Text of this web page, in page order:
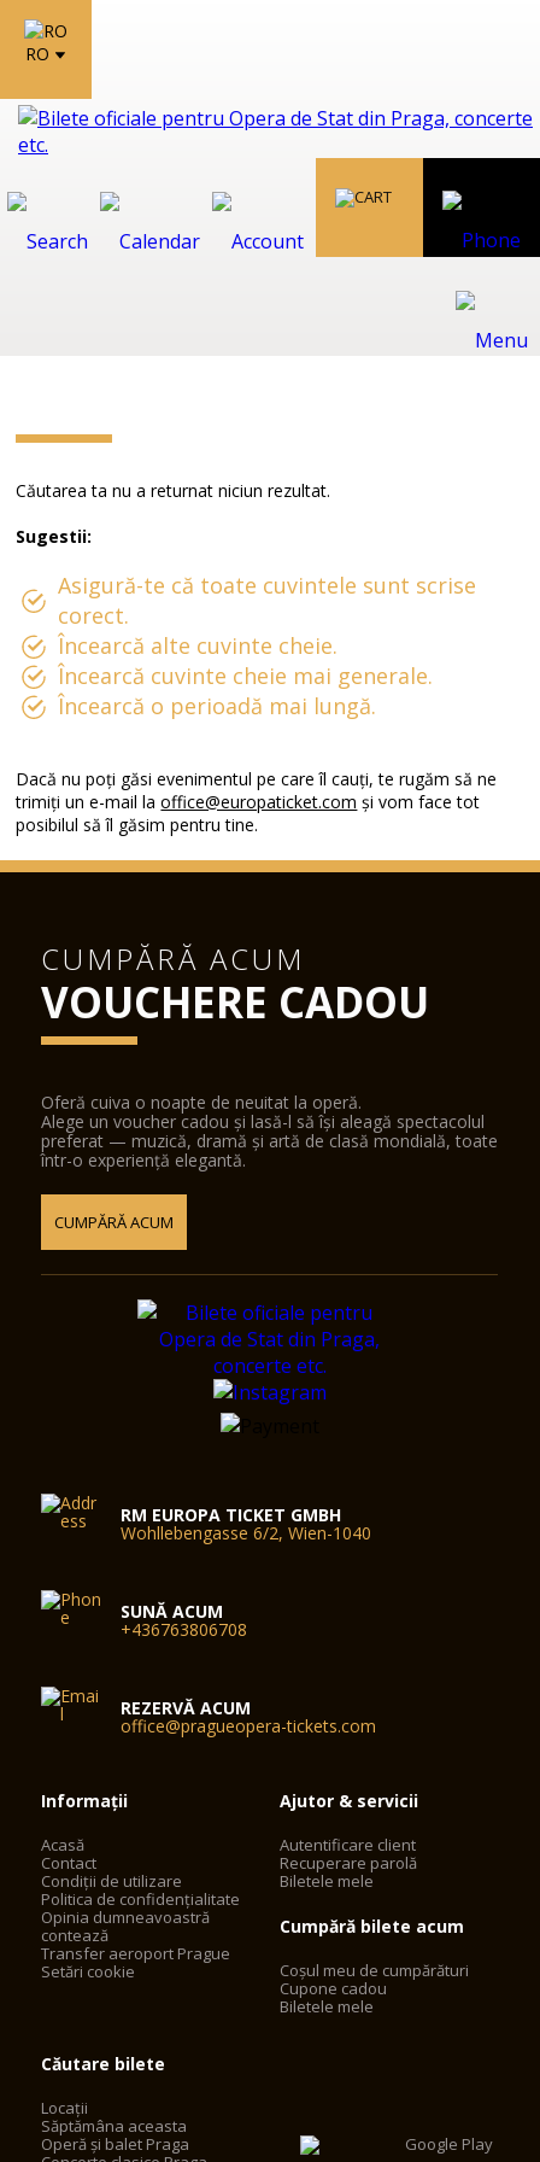
RO
Căutarea ta nu a returnat niciun rezultat.
Sugestii:
Asigură-te că toate cuvintele sunt scrise
corect.
Încearcă alte cuvinte cheie.
Încearcă cuvinte cheie mai generale.
Încearcă o perioadă mai lungă.
Dacă nu poți găsi evenimentul pe care îl cauți, te rugăm să ne
trimiți un e-mail laoffice@europaticket.com și vom face tot
posibilul să îl găsim pentru tine.
CUMPĂRĂ ACUM
VOUCHERE CADOU
Oferă cuiva o noapte de neuitat la operă.
Alege un voucher cadou și lasă-l să își aleagă spectacolul
preferat — muzică, dramă și artă de clasă mondială, toate
într-o experiență elegantă.
CUMPĂRĂ ACUM
RM EUROPA TICKET GMBH
Wohllebengasse 6/2, Wien-1040
SUNĂ ACUM
+436763806708
REZERVĂ ACUM
office@pragueopera-tickets.com
Informații
Acasă
Contact
Condiții de utilizare
Politica de confidențialitate
Opinia dumneavoastră
contează
Transfer aeroport Prague
Setări cookie
Ajutor & servicii
Autentificare client
Recuperare parolă
Biletele mele
Cumpără bilete acum
Coșul meu de cumpărături
Cupone cadou
Biletele mele
Căutare bilete
Locații
Săptămâna aceasta
Operă și balet Praga